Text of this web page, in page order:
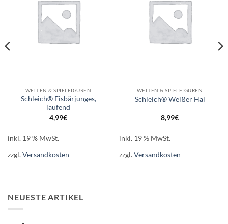
WELTEN & SPIELFIGUREN
Schleich® Eisbärjunges,
laufend
4,99€
inkl. 19 % MwSt.
zzgl.Versandkosten
WELTEN & SPIELFIGUREN
Schleich® Weißer Hai
8,99€
inkl. 19 % MwSt.
zzgl.Versandkosten
NEUESTE ARTIKEL